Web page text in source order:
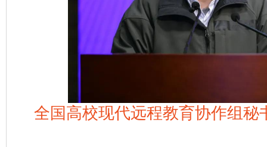
全国高校现代远程教育协作组